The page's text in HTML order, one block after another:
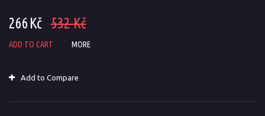
266 Kč 532 Kč
ADD TO CART MORE
Add to Compare